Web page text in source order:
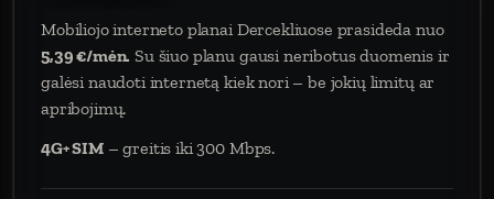
Mobiliojo interneto planai Dercekliuose prasideda nuo
5,39 €/mėn. Su šiuo planu gausi neribotus duomenis ir
galėsi naudoti internetą kiek nori – be jokių limitų ar
apribojimų.
4G+ SIM– greitis iki 300 Mbps.